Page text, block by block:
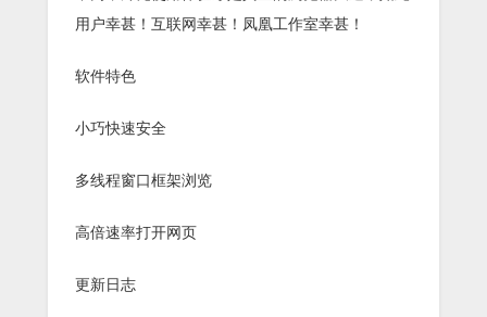
用户幸甚！互联网幸甚！凤凰工作室幸甚！
软件特色
小巧快速安全
多线程窗口框架浏览
高倍速率打开网页
更新日志